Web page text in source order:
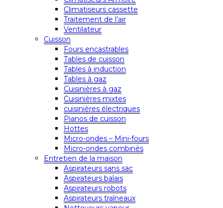
Climatiseurs cassette
Traitement de l’air
Ventilateur
Cuisson
Fours encastrables
Tables de cuisson
Tables à induction
Tables à gaz
Cuisinières à gaz
Cuisinières mixtes
cuisinières électriques
Pianos de cuisson
Hottes
Micro-ondes – Mini-fours
Micro-ondes combinés
Entretien de la maison
Aspirateurs sans sac
Aspirateurs balais
Aspirateurs robots
Aspirateurs traîneaux